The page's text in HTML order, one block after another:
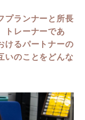
ランナーと所長
トレーナーであ
けるパートナーの
いのことをどんな